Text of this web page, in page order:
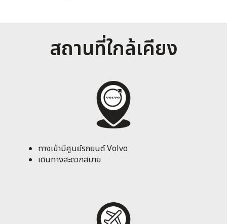
สถานที่ใกล้เคียง
ทางเข้ามีศูนย์รถยนต์ Volvo
เดินทางสะดวกสบาย